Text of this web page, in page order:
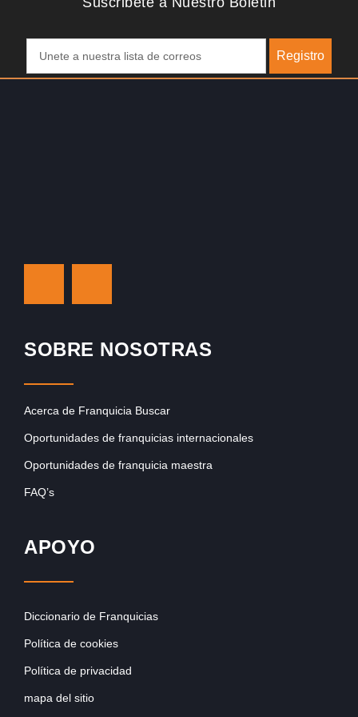
Registro
SOBRE NOSOTRAS
Acerca de Franquicia Buscar
Oportunidades de franquicias internacionales
Oportunidades de franquicia maestra
FAQ’s
APOYO
Diccionario de Franquicias
Política de cookies
Política de privacidad
mapa del sitio